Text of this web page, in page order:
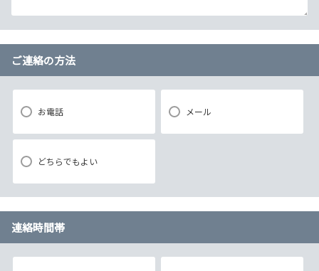
ご連絡の方法
お電話 メール
どちらでもよい
連絡時間帯